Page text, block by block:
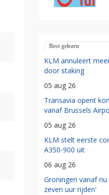
Best gelezen
KLM annuleert
door staking
05 aug 26
Transavia opent
vanaf Brussels
05 aug 26
KLM stelt eerste
A350-900 uit
06 aug 26
Groningen vanaf
zeven uur rijden'